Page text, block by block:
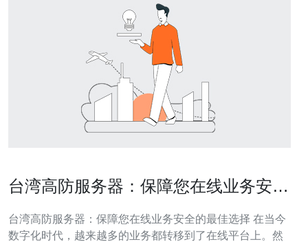
台湾高防服务器：保障您在线业务安全
台湾高防服务器：保障您在线业务安全的最佳选择 在当今
数字化时代，越来越多的业务都转移到了在线平台上。然